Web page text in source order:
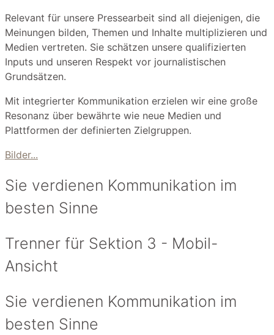
Relevant für unsere Pressearbeit sind all diejenigen, die
Meinungen bilden, Themen und Inhalte multiplizieren und
Medien vertreten. Sie schätzen unsere qualifizierten
Inputs und unseren Respekt vor journalistischen
Grundsätzen.
Mit integrierter Kommunikation erzielen wir eine große
Resonanz über bewährte wie neue Medien und
Plattformen der definierten Zielgruppen.
Bilder...
Sie verdienen Kommunikation im
besten Sinne
Trenner für Sektion 3 - Mobil-
Ansicht
Sie verdienen Kommunikation im
besten Sinne